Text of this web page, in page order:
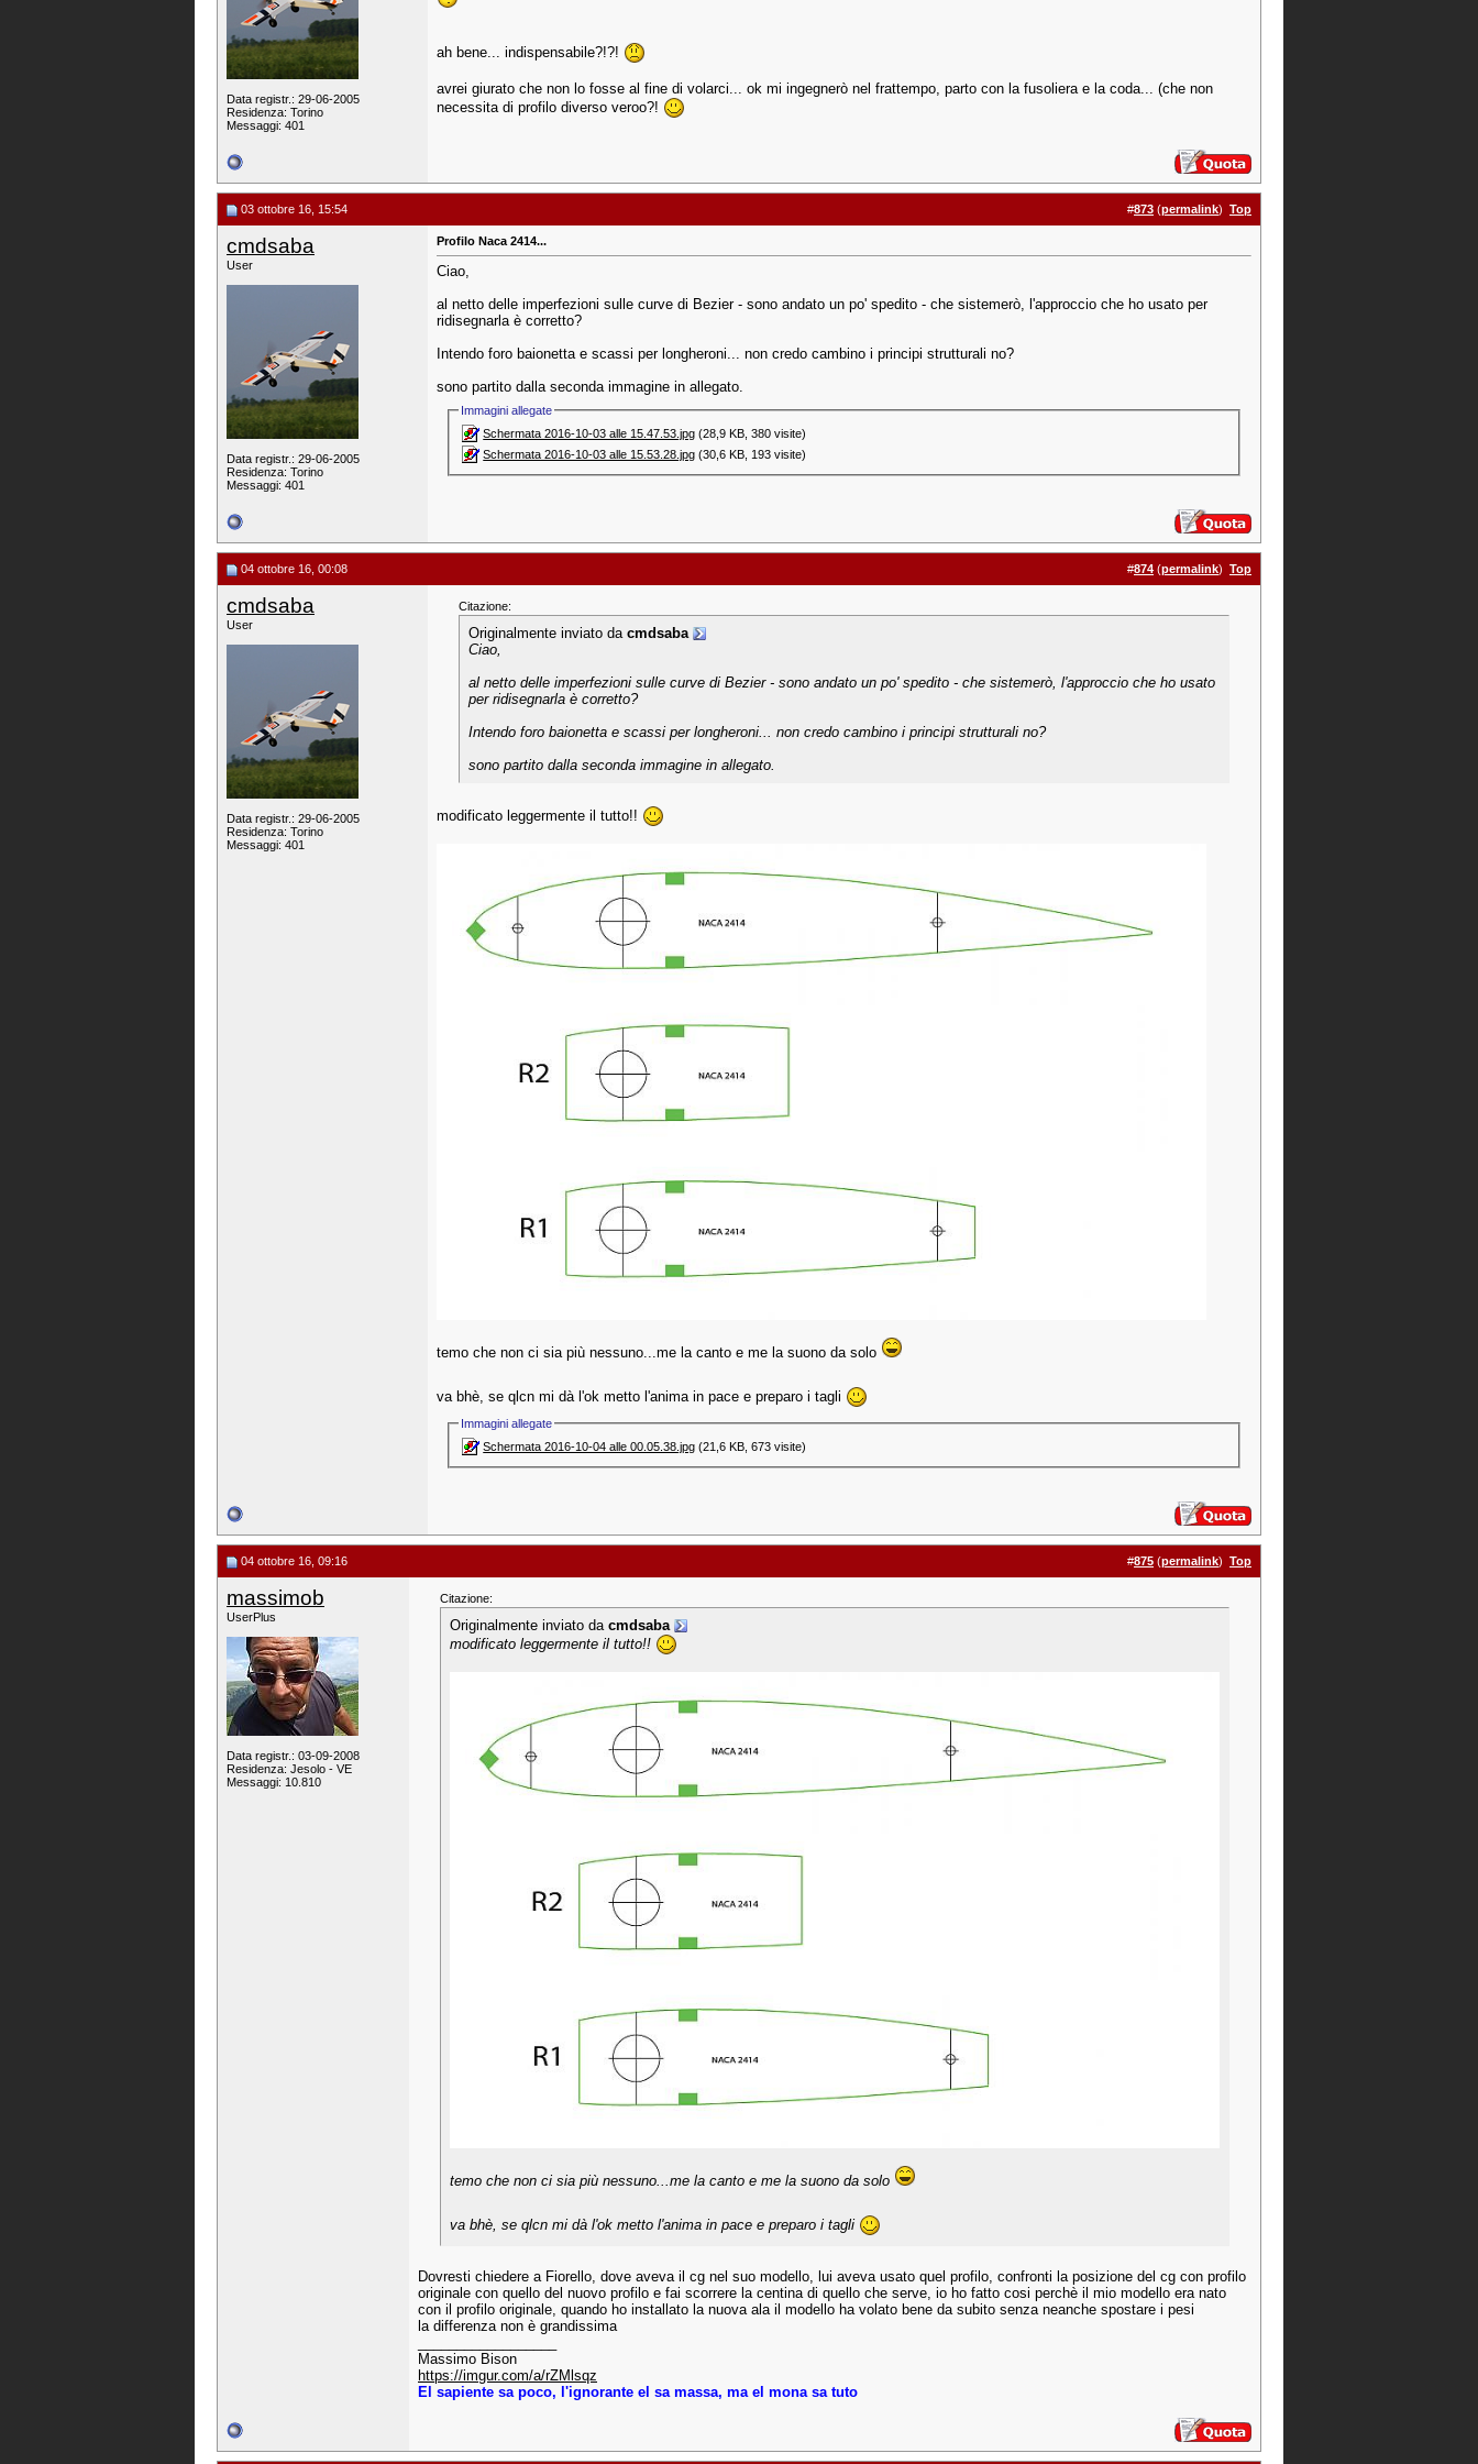
Data registr.: 29-06-2005
Residenza: Torino
Messaggi: 401
ah bene... indispensabile?!?!
avrei giurato che non lo fosse al fine di volarci... ok mi ingegnerò nel frattempo, parto con la fusoliera e la coda... (che non
necessita di profilo diverso veroo?!
03 ottobre 16, 15:54 #873 (permalink) Top
cmdsaba
User
Data registr.: 29-06-2005
Residenza: Torino
Messaggi: 401
Profilo Naca 2414...
Ciao,
al netto delle imperfezioni sulle curve di Bezier - sono andato un po' spedito - che sistemerò, l'approccio che ho usato per
ridisegnarla è corretto?
Intendo foro baionetta e scassi per longheroni... non credo cambino i principi strutturali no?
sono partito dalla seconda immagine in allegato.
Immagini allegate
Schermata 2016-10-03 alle 15.47.53.jpg‎ (28,9 KB, 380 visite)
Schermata 2016-10-03 alle 15.53.28.jpg‎ (30,6 KB, 193 visite)
04 ottobre 16, 00:08 #874 (permalink) Top
cmdsaba
User
Data registr.: 29-06-2005
Residenza: Torino
Messaggi: 401
Citazione:
Originalmente inviato da cmdsaba
Ciao,
al netto delle imperfezioni sulle curve di Bezier - sono andato un po' spedito - che sistemerò, l'approccio che ho usato
per ridisegnarla è corretto?
Intendo foro baionetta e scassi per longheroni... non credo cambino i principi strutturali no?
sono partito dalla seconda immagine in allegato.
modificato leggermente il tutto!!
temo che non ci sia più nessuno...me la canto e me la suono da solo
va bhè, se qlcn mi dà l'ok metto l'anima in pace e preparo i tagli
Immagini allegate
Schermata 2016-10-04 alle 00.05.38.jpg‎ (21,6 KB, 673 visite)
04 ottobre 16, 09:16 #875 (permalink) Top
massimob
UserPlus
Data registr.: 03-09-2008
Residenza: Jesolo - VE
Messaggi: 10.810
Citazione:
Originalmente inviato da cmdsaba
modificato leggermente il tutto!!
temo che non ci sia più nessuno...me la canto e me la suono da solo
va bhè, se qlcn mi dà l'ok metto l'anima in pace e preparo i tagli
Dovresti chiedere a Fiorello, dove aveva il cg nel suo modello, lui aveva usato quel profilo, confronti la posizione del cg con profilo
originale con quello del nuovo profilo e fai scorrere la centina di quello che serve, io ho fatto cosi perchè il mio modello era nato
con il profilo originale, quando ho installato la nuova ala il modello ha volato bene da subito senza neanche spostare i pesi
la differenza non è grandissima
Massimo Bison
https://imgur.com/a/rZMlsqz
El sapiente sa poco, l'ignorante el sa massa, ma el mona sa tuto